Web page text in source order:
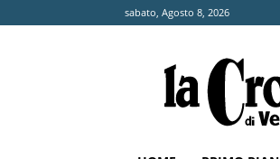
sabato, Agosto 8, 2026